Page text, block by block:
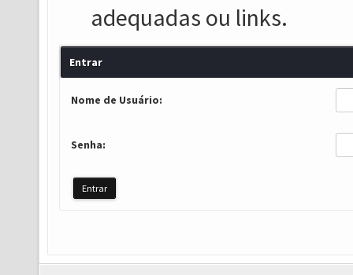
adequadas ou links.
Entrar
Nome de Usuário:
Senha: